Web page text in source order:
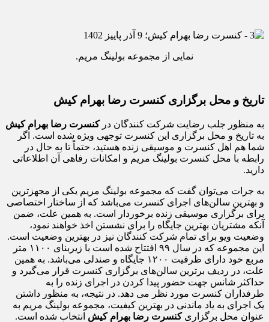
نمایی از مجموعه بولینگ مریم.
تاریخ و محل برگزاری کنسرت رضا بهرام کیش
به منظور جلب رضایت شرکت کنندگان درکنسرت رضا بهرام کیش
به تاریخ و محل برگزاری این کنسرت توجهی ویژه شده است. اگر
شما هم اهل کنسرت و موسیقی زنده هستید، حتماً تا به حال در
رابطه با محل کنسرت بولینگ مریم و امکانات رفاهی آن اطلاعاتی
دارید.
به جرات می‌توان گفت که مجموعه بولینگ مریم یکی از مجهزترین
و بهترین سالن‌های اجرای کنسرت می‌باشد که از ساختار اختصاصی
برای برگزاری موسیقی زنده برخوردار است. به همین علت، ضمن
آنکه مشتریان بهترین جایگاه را برای نشستن اخذ خواهند نمود،
وضعیت ویو برای تمام شرکت کنندگان نیز در بهترین وضعیت است.
این مجموعه که در سال ۹۹ افتتاح شده است با زیربنای ۱۱۰۰ متر
مربع خود دارای ظرفیت ۱۲۰۰ جایگاه و صندلی می‌باشد. به همین
علت، در ردیف برترین سالن‌های برگزاری کنسرت قرار می‌گیرد و
حداکثر شانس جهت حضور پیدا کردن در اجرای زنده را به
طرفداران کنسرت مورد نظر می‌ دهد. در نتیجه، به منظور داشتن
یک اجرای به یاد ماندنی در بهترین کیفیت، مجموعه بولینگ مریم به
عنوان محل برگزاریکنسرت رضا بهرام کیش انتخاب شده است.